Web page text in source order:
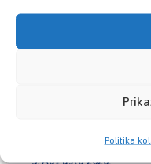
Politika
osiguranja KS
zdravstvenim
3. Augusta 2026.